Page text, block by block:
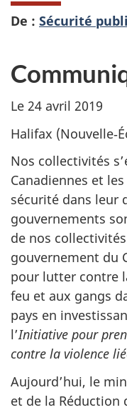
De : Sécurité
Le 24 avril 2019
Halifax
Nos collectivités
Canadiennes et
sécurité dans leur
gouvernements
de nos
gouvernement du
pour lutter contre
feu et aux gangs
pays en
l’Initiative pour
contre la violence
Aujourd’hui, le
et de la Réduction